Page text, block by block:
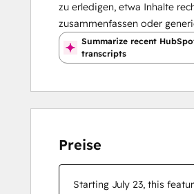
zu erledigen, etwa Inhalte
zusammenfassen oder
Summarize recent
transcripts
Preise
Starting July 23, this